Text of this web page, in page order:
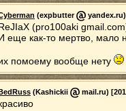
(expbutter
(pro100aki
еще как-то мертво, мало
помоему вообще нету
BedRuss (Kashickii mail.ru)